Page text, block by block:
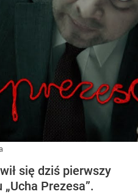
się dziś pierwszy
Prezesa”.